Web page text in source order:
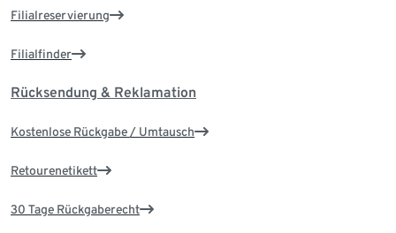
Filialreservierung
Filialfinder
Rücksendung & Reklamation
Kostenlose Rückgabe / Umtausch
Retourenetikett
30 Tage Rückgaberecht